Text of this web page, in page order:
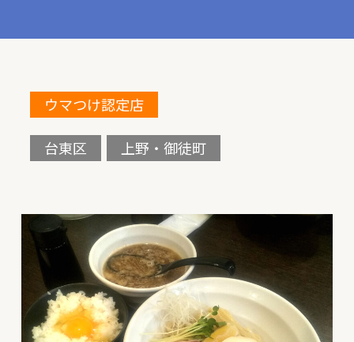
ウマつけ認定店
台東区 上野・御徒町